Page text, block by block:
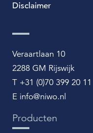
Disclaimer
Veraartlaan 10
2288 GM Rijswijk
T +31 (0)70 399 20 11
E info@niwo.nl
Producten